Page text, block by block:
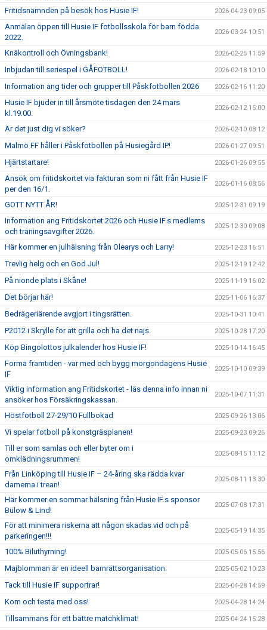
Fritidsnämnden på besök hos Husie IF! 2026-04-23 09:05
Anmälan öppen till Husie IF fotbollsskola för barn födda
2022.
2026-03-24 10:51
Knäkontroll och Övningsbank! 2026-02-25 11:59
Inbjudan till seriespel i GÅFOTBOLL! 2026-02-18 10:10
Information ang tider och grupper till Påskfotbollen 2026 2026-02-16 11:20
Husie IF bjuder in till årsmöte tisdagen den 24 mars
kl.19:00.
2026-02-12 15:00
Är det just dig vi söker? 2026-02-10 08:12
Malmö FF håller i Påskfotbollen på Husiegård IP! 2026-01-27 09:51
Hjärtstartare! 2026-01-26 09:55
Ansök om fritidskortet via fakturan som ni fått från Husie IF
per den 16/1.
2026-01-16 08:56
GOTT NYTT ÅR! 2025-12-31 09:19
Information ang Fritidskortet 2026 och Husie IF.s medlems
och träningsavgifter 2026.
2025-12-30 09:08
Här kommer en julhälsning från Olearys och Larry! 2025-12-23 16:51
Trevlig helg och en God Jul! 2025-12-19 12:42
På nionde plats i Skåne! 2025-11-19 16:02
Det börjar här! 2025-11-06 16:37
Bedrägeriärende avgjort i tingsrätten. 2025-10-31 10:41
P2012 i Skrylle för att grilla och ha det najs. 2025-10-28 17:20
Köp Bingolottos julkalender hos Husie IF! 2025-10-14 16:45
Forma framtiden - var med och bygg morgondagens Husie
IF
2025-10-10 09:39
Viktig information ang Fritidskortet - läs denna info innan ni
ansöker hos Försäkringskassan.
2025-10-07 11:31
Höstfotboll 27-29/10 Fullbokad 2025-09-26 13:06
Vi spelar fotboll på konstgräsplanen! 2025-09-23 09:26
Till er som samlas och eller byter om i
omklädningsrummen!
2025-08-15 11:12
Från Linköping till Husie IF – 24-åring ska rädda kvar
damerna i trean!
2025-08-11 13:30
Här kommer en sommar hälsning från Husie IF.s sponsor
Bülow & Lind!
2025-07-08 17:31
För att minimera riskerna att någon skadas vid och på
parkeringen!!!
2025-05-19 14:35
100% Biluthyrning! 2025-05-06 15:56
Majblomman är en ideell barnrättsorganisation. 2025-05-02 10:23
Tack till Husie IF supportrar! 2025-04-28 14:59
Kom och testa med oss! 2025-04-28 14:24
Tillsammans för ett bättre matchklimat! 2025-04-24 15:28